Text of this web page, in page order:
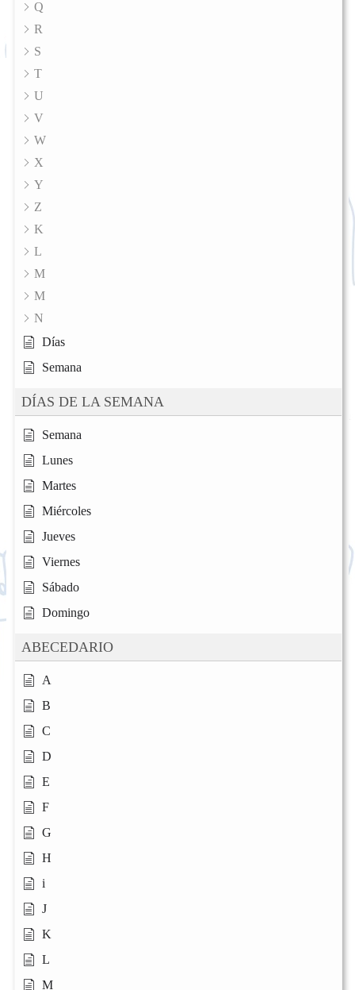
Q
R
S
T
U
V
W
X
Y
Z
K
L
M
M
N
Días
Semana
DÍAS DE LA SEMANA
Semana
Lunes
Martes
Miércoles
Jueves
Viernes
Sábado
Domingo
ABECEDARIO
A
B
C
D
E
F
G
H
i
J
K
L
M